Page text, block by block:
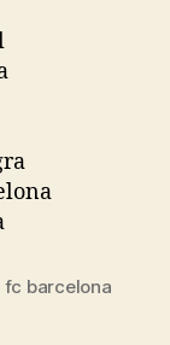
fc barcelona